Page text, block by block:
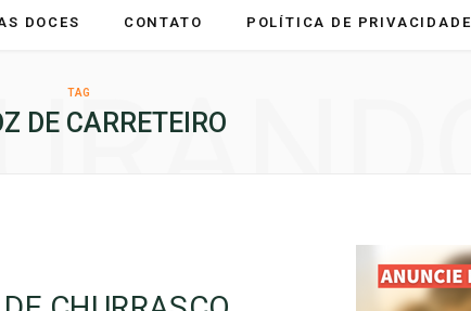
DOCES CONTATO POLÍTICA DE PRIVACIDADE
TAG
DE CARRETEIRO